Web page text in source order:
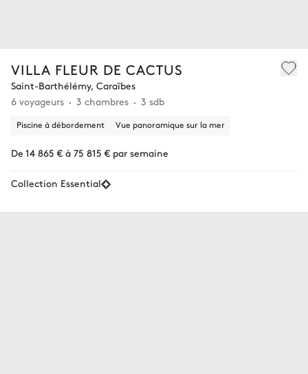
VILLA FLEUR DE CACTUS
Saint-Barthélémy, Caraïbes
6 voyageurs
3 chambres 3 sdb
Piscine à débordement Vue panoramique sur la mer
De 14 865 € à 75 815 € par semaine
Collection Essential